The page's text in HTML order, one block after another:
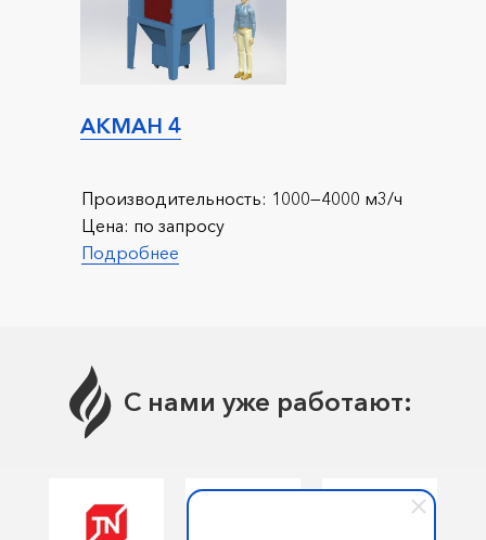
АКМАН 4
Производительность: 1000—4000 м3/ч
Цена: по запросу
Подробнее
С нами уже работают: